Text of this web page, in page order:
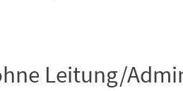
Leitung/